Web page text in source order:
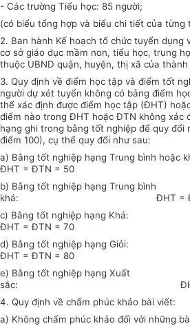
- Các trường Tiểu học: 85 người;
(có biểu tổng hợp và biểu chi tiết của từng
2. Ban hành Kế hoạch tổ chức tuyển dụng
cơ sở giáo dục mầm non, tiểu học, trung
thuộc UBND quận, huyện, thị xã của thành
3. Quy định về điểm học tập và điểm tốt
người dự xét tuyển không có bảng điểm
thể xác định được điểm học tập (ĐHT) hoặ
điểm nào trong ĐHT hoặc ĐTN không xác
hạng ghi trong bằng tốt nghiệp để quy đổi
điểm 100), cụ thể quy đổi như sau:
a) Bằng tốt nghiệp hạng Trung bình hoặc
ĐHT = ĐTN = 50
b) Bằng tốt nghiệp hạng Trung bình
khá: ĐHT = ĐTN
c) Bằng tốt nghiệp hạng Khá:
ĐHT = ĐTN = 70
d) Bằng tốt nghiệp hạng Giỏi:
ĐHT = ĐTN = 80
e) Bằng tốt nghiệp hạng Xuất
sắc: ĐHT = ĐTN
4. Quy định về chấm phúc khảo bài viết:
a) Không chấm phúc khảo đối với những